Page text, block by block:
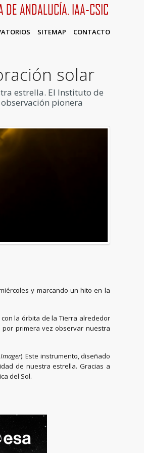
DE ANDALUCÍA, IAA-CSIC
SITEMAP CONTACTO
solar
estrella. El Instituto de
pionera
y marcando un hito en la
la órbita de la Tierra alrededor
primera vez observar nuestra
). Este instrumento, diseñado
de nuestra estrella. Gracias a
del Sol.